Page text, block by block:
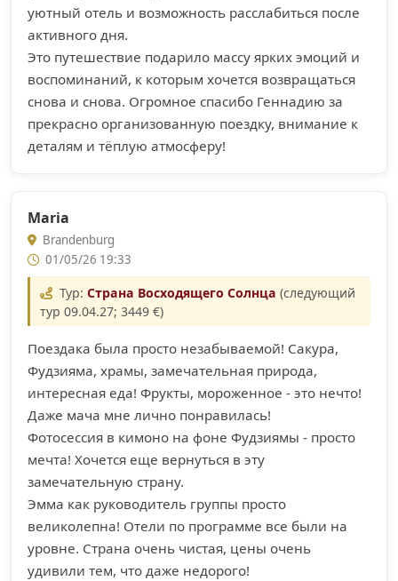
уютный отель и возможность расслабиться после
активного дня.
Это путешествие подарило массу ярких эмоций и
воспоминаний, к которым хочется возвращаться
снова и снова. Огромное спасибо Геннадию за
прекрасно организованную поездку, внимание к
деталям и тёплую атмосферу!
Maria
Brandenburg
01/05/26 19:33
Тур: Страна Восходящего Солнца (следующий
тур 09.04.27; 3449 €)
Поездака была просто незабываемой! Сакура,
Фудзияма, храмы, замечательная природа,
интересная еда! Фрукты, мороженное - это нечто!
Даже мача мне лично понравилась!
Фотосессия в кимоно на фоне Фудзиямы - просто
мечта! Хочется еще вернуться в эту
замечательную страну.
Эмма как руководитель группы просто
великолепна! Отели по программе все были на
уровне. Страна очень чистая, цены очень
удивили тем, что даже недорого!